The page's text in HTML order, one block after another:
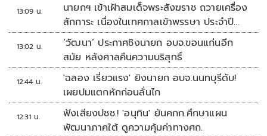
13:09 น.
นายกฯ เข้าเฝ้าสมเด็จพระสังฆราช ถวายเครื่อง
สักการะ เนื่องในเทศกาลเข้าพรรษา ประจำปี
2569
13:02 น.
‘วัฒนา’ ประกาศชิงนายก อบจ.ขอนแก่นอีก
สมัย หลังศาลคืนความบริสุทธิ์
12:44 น.
'ฉลอง เรี่ยวแรง' ยิงนายก อบจ.นนทบุรีดับ!
เผยปมแตกหักก่อนลั่นไก
12:31 น.
ฟังเสียงปชช.! 'อนุทิน' ยันคกก.ศึกษาแผน
พัฒนาภาคใต้ ดูความคุ้มค่าทางศก.